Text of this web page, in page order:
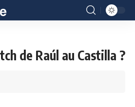
de Raúl au Castilla ?